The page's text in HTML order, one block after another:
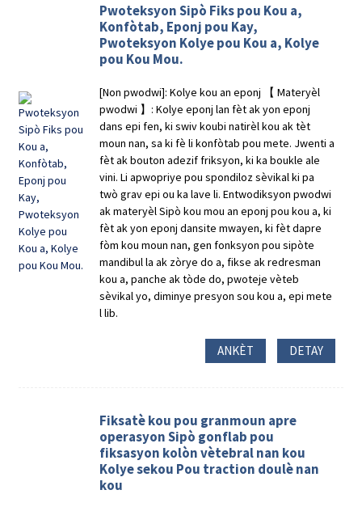
Pwoteksyon Sipò Fiks pou Kou a,
Konfòtab, Eponj pou Kay,
Pwoteksyon Kolye pou Kou a, Kolye
pou Kou Mou.
[Non pwodwi]: Kolye kou an eponj 【 Materyèl
pwodwi 】: Kolye eponj lan fèt ak yon eponj
dans epi fen, ki swiv koubi natirèl kou ak tèt
moun nan, sa ki fè li konfòtab pou mete. Jwenti a
fèt ak bouton adezif friksyon, ki ka boukle ale
vini. Li apwopriye pou spondiloz sèvikal ki pa
twò grav epi ou ka lave li. Entwodiksyon pwodwi
ak materyèl Sipò kou mou an eponj pou kou a, ki
fèt ak yon eponj dansite mwayen, ki fèt dapre
fòm kou moun nan, gen fonksyon pou sipòte
mandibul la ak zòrye do a, fikse ak redresman
kou a, panche ak tòde do, pwoteje vèteb
sèvikal yo, diminye presyon sou kou a, epi mete
l lib.
ANKÈT DETAY
Fiksatè kou pou granmoun apre
operasyon Sipò gonflab pou
fiksasyon kolòn vètebral nan kou
Kolye sekou Pou traction doulè nan
kou